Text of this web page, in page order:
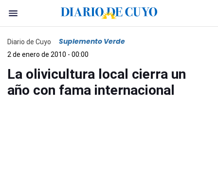
Diario de Cuyo Suplemento Verde
2 de enero de 2010 - 00:00
La olivicultura local cierra un
año con fama internacional